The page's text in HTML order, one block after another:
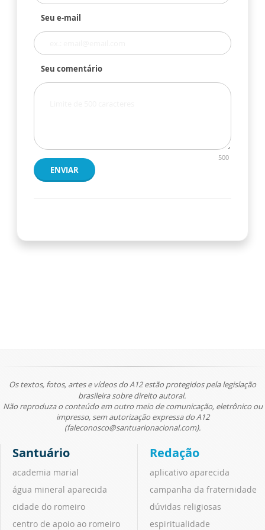
Seu e-mail
Seu comentário
500
ENVIAR
Os textos, fotos, artes e vídeos do A12 estão protegidos pela legislação
brasileira sobre direito autoral.
Não reproduza o conteúdo em outro meio de comunicação, eletrônico ou
impresso, sem autorização expressa do A12
(faleconosco@santuarionacional.com).
Santuário
academia marial
água mineral aparecida
cidade do romeiro
centro de apoio ao romeiro
Redação
aplicativo aparecida
campanha da fraternidade
dúvidas religiosas
espiritualidade